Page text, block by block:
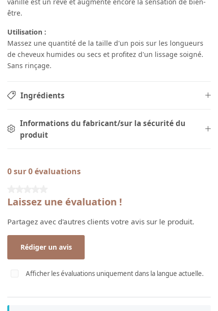
être.
Utilisation :
Massez une quantité de la taille d'un pois sur les longueurs
de cheveux humides ou secs et profitez d'un lissage soigné.
Sans rinçage.
Ingrédients
Informations du fabricant/sur la sécurité du
produit
0 sur 0 évaluations
Laissez une évaluation !
Partagez avec d'autres clients votre avis sur le produit.
Rédiger un avis
Afficher les évaluations uniquement dans la langue actuelle.